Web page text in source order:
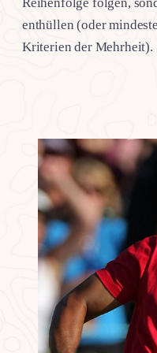
enthüllen (oder
Kriterien der Mehrheit).